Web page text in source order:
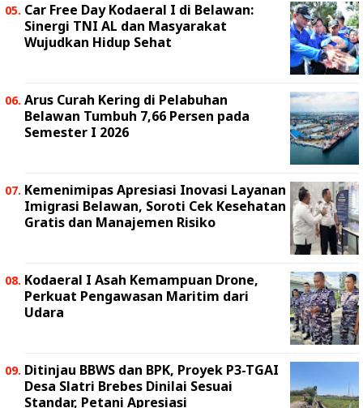
Car Free Day Kodaeral I di Belawan:
Sinergi TNI AL dan Masyarakat
Wujudkan Hidup Sehat
Arus Curah Kering di Pelabuhan
Belawan Tumbuh 7,66 Persen pada
Semester I 2026
Kemenimipas Apresiasi Inovasi Layanan
Imigrasi Belawan, Soroti Cek Kesehatan
Gratis dan Manajemen Risiko
Kodaeral I Asah Kemampuan Drone,
Perkuat Pengawasan Maritim dari
Udara
Ditinjau BBWS dan BPK, Proyek P3-TGAI
Desa Slatri Brebes Dinilai Sesuai
Standar, Petani Apresiasi